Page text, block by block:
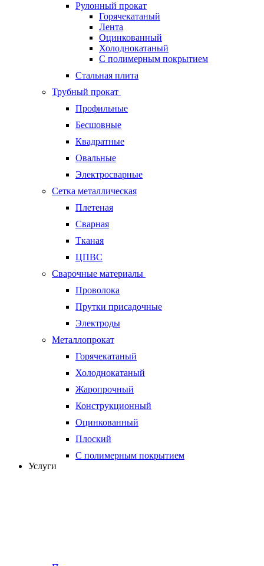
Рулонный прокат
Горячекатаный
Лента
Оцинкованный
Холоднокатаный
С полимерным покрытием
Стальная плита
Трубный прокат
Профильные
Бесшовные
Квадратные
Овальные
Электросварные
Сетка металлическая
Плетеная
Сварная
Тканая
ЦПВС
Сварочные материалы
Проволока
Прутки присадочные
Электроды
Металлопрокат
Горячекатаный
Холоднокатаный
Жаропрочный
Конструкционный
Оцинкованный
Плоский
С полимерным покрытием
Услуги